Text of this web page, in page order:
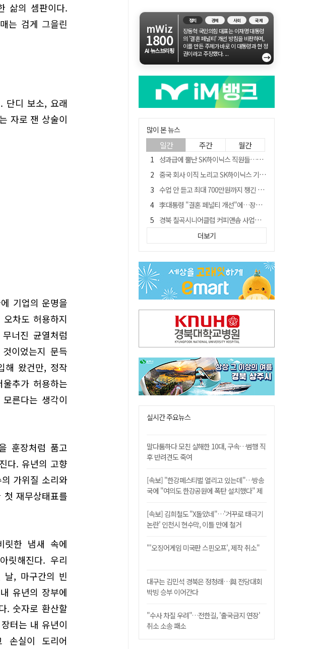
삶의 셈판이다.
는 검게 그을린
단디 보소, 요래
자로 잰 상술이
기업의 운명을
차도 허용하지
너진 균열처럼
이었는지 문득
해 왔건만, 정작
추가 허용하는
른다는 생각이
훈장처럼 품고
다. 유년의 고향
가위질 소리와
재무상태표를
릿한 냄새 속에
릿해진다. 우리
날, 마구간의 빈
유년의 장부에
. 숫자로 환산할
터는 내 유년이
손실이 도리어
mWiz
1800
AI 뉴스브리핑
정치 경제 사회 국제
장동혁 국민의힘 대표는 이재명 대통령
의 '결혼 페널티' 개선 방침을 비판하며,
이를 만든 주체가 바로 이 대통령과 현 정
권이라고 주장했다. ...
→
많이 본 뉴스
일간 주간 월간
성과급에 뿔난 SK하이닉스 직원들…3500명 모여 '새 노조' 만든다
중국 회사 이직 노리고 SK하이닉스 기밀 빼돌려…결국 실형
수업 안 듣고 최대 700만원까지 챙긴 포항 A대학 '유령 선수' 등 무더기 송치
李대통령 "결혼 페널티 개선"에…장동혁 "그 페널티 만든 게 이 정권"
경북 칠곡시니어클럽 커피앤솝 사업단…자개소품 만들기 문화체험 운영
치매노인 예금 수천만원 체크카드 이용해 빼돌린 70대 간병인, 집행유예
지지층만 보나? 오락가락 정책 국정 불안…野 "오합지졸"
신축 줄고 리모델링 뜨자…건설업계, 로봇·모듈러로 방향 튼다
칠곡 알뜰 만남의주유소…경북 최초 '착하디착한 주유소' 선정
더보기
실시간 주요뉴스
말다툼하다 모친 살해한 10대, 구속…범행 직
후 반려견도 죽여
[속보] "한강페스티벌 열리고 있는데"…방송
국에 "여의도 한강공원에 폭탄 설치했다" 제
[속보] 김희철도 "X돌았네"…'거꾸로 태극기
논란' 인천시 현수막, 이틀 만에 철거
"'오징어게임 미국판 스핀오프', 제작 취소"
대구는 김민석 경북은 정청래…與 전당대회
박빙 승부 이어간다
"수사 차질 우려"…전한길, '출국금지 연장'
취소 소송 패소